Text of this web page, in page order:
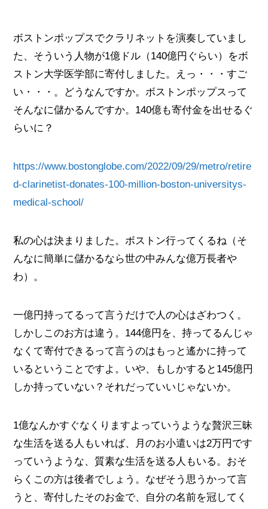
ボストンポップスでクラリネットを演奏していまし
た、そういう人物が1億ドル（140億円ぐらい）をボ
ストン大学医学部に寄付しました。えっ・・・すご
い・・・。どうなんですか。ボストンポップスって
そんなに儲かるんですか。140億も寄付金を出せるぐ
らいに？
https://www.bostonglobe.com/2022/09/29/metro/retire
d-clarinetist-donates-100-million-boston-universitys-
medical-school/
私の心は決まりました。ボストン行ってくるね（そ
んなに簡単に儲かるなら世の中みんな億万長者や
わ）。
一億円持ってるって言うだけで人の心はざわつく。
しかしこのお方は違う。144億円を、持ってるんじゃ
なくて寄付できるって言うのはもっと遙かに持って
いるということですよ。いや、もしかすると145億円
しか持っていない？それだっていいじゃないか。
1億なんかすぐなくりますよっていうような贅沢三昧
な生活を送る人もいれば、月のお小遣いは2万円です
っていうような、質素な生活を送る人もいる。おそ
らくこの方は後者でしょう。なぜそう思うかって言
うと、寄付したそのお金で、自分の名前を冠してく